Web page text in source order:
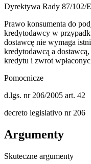
Dyrektywa Rady 87/102/
Prawo konsumenta do
kredytodawcy w
dostawcę nie wymaga
kredytodawcą a
kredytu i zwrot
Pomocnicze
d.lgs. nr 206/2005 art. 42
decreto legislativo nr 206
Argumenty
Skuteczne argumenty